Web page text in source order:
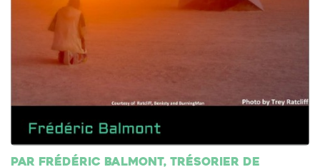
Par Frédéric Balmont, trésorier de